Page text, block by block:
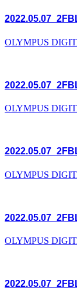
OLYMPUS
OLYMPUS
OLYMPUS
OLYMPUS